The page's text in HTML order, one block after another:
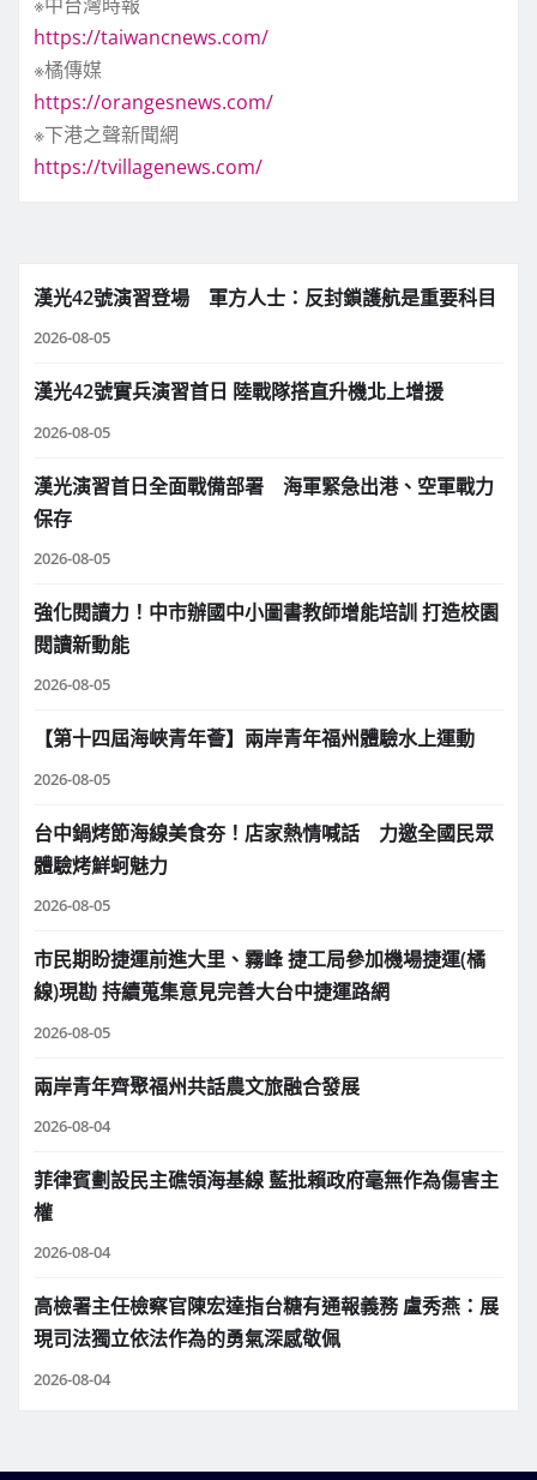
https://taiwancnews.com/
※橘傳媒
https://orangesnews.com/
※下港之聲新聞網
https://tvillagenews.com/
漢光42號演習登場 軍方人士：反封鎖護航是重要科目
2026-08-05
漢光42號實兵演習首日 陸戰隊搭直升機北上增援
2026-08-05
漢光演習首日全面戰備部署 海軍緊急出港、空軍戰力
保存
2026-08-05
強化閱讀力！中市辦國中小圖書教師增能培訓 打造校園
閱讀新動能
2026-08-05
【第十四屆海峽青年薈】兩岸青年福州體驗水上運動
2026-08-05
台中鍋烤節海線美食夯！店家熱情喊話 力邀全國民眾
體驗烤鮮蚵魅力
2026-08-05
市民期盼捷運前進大里、霧峰 捷工局參加機場捷運(橘
線)現勘 持續蒐集意見完善大台中捷運路網
2026-08-05
兩岸青年齊聚福州共話農文旅融合發展
2026-08-04
菲律賓劃設民主礁領海基線 藍批賴政府毫無作為傷害主
權
2026-08-04
高檢署主任檢察官陳宏達指台糖有通報義務 盧秀燕：展
現司法獨立依法作為的勇氣深感敬佩
2026-08-04